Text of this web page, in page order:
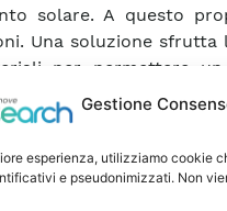
Gestione
esperienza, utilizziamo cookie
e pseudonimizzati. Non
solare. A questo
Una soluzione
per permettere
parte in
solo in una fase
di soli, valore
concentratori